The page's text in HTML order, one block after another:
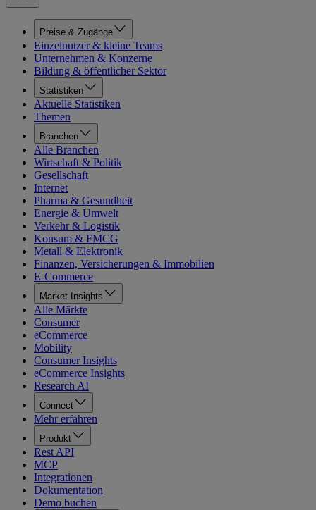
Preise & Zugänge
Einzelnutzer & kleine Teams
Unternehmen & Konzerne
Bildung & öffentlicher Sektor
Statistiken
Aktuelle Statistiken
Themen
Branchen
Alle Branchen
Wirtschaft & Politik
Gesellschaft
Internet
Pharma & Gesundheit
Energie & Umwelt
Verkehr & Logistik
Konsum & FMCG
Metall & Elektronik
Finanzen, Versicherungen & Immobilien
E-Commerce
Market Insights
Alle Märkte
Consumer
eCommerce
Mobility
Consumer Insights
eCommerce Insights
Research AI
Connect
Mehr erfahren
Produkt
Rest API
MCP
Integrationen
Dokumentation
Demo buchen